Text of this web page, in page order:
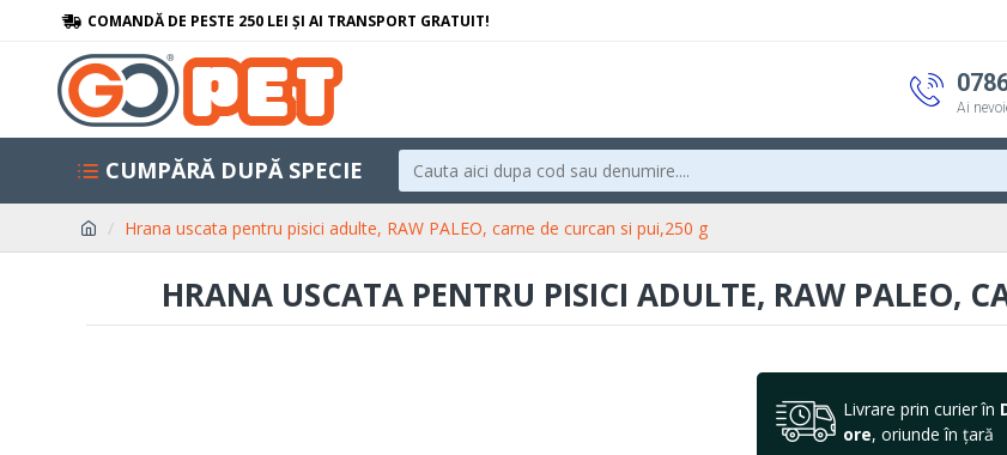
COMANDĂ DE PESTE 250 LEI ȘI AI TRANSPORT GRATUIT!
Ai
CUMPĂRĂ DUPĂ SPECIE
Hrana uscata pentru pisici adulte, RAW PALEO, carne de curcan si pui,250 g
HRANA USCATA PENTRU PISICI ADULTE, RAW PALEO,
Livrare prin curier în
ore, oriunde în țară